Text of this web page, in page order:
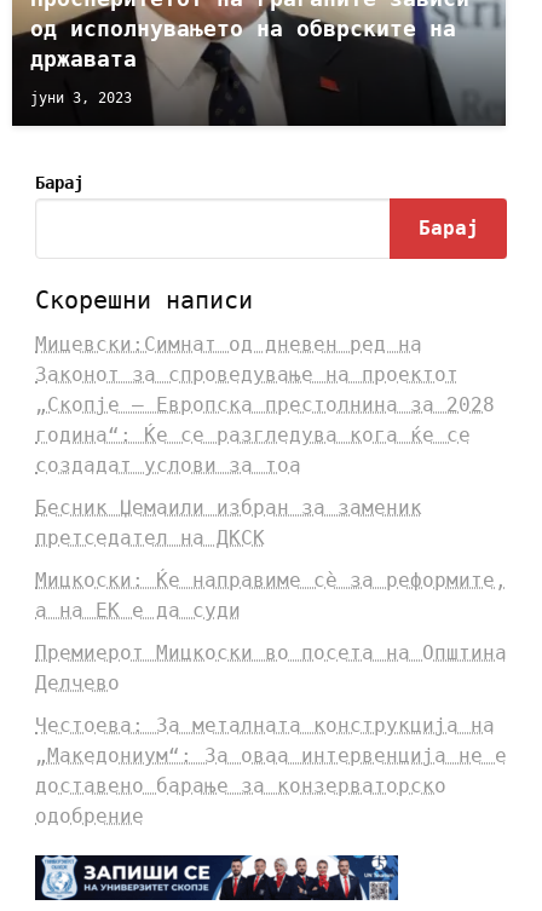
од исполнувањето на обврските на
државата
јуни 3, 2023
Барај
Барај
Скорешни написи
Мицевски:Симнат од дневен ред на
Законот за спроведување на проектот
„Скопје – Европска престолнина за 2028
година“: Ќе се разгледува кога ќе се
создадат услови за тоа
Бесник Џемаили избран за заменик
претседател на ДКСК
Мицкоски: Ќе направиме сè за реформите,
а на ЕК е да суди
Премиерот Мицкоски во посета на Општина
Делчево
Честоева: За металната конструкција на
„Македониум“: За оваа интервенција не е
доставено барање за конзерваторско
одобрение